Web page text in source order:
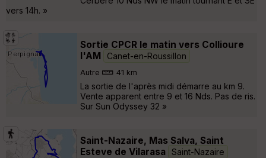
vers 14h. »
Sortie CPCR le matin vers Collioure
l'AM
Canet-en-Roussillon
Autre 41 km
La sortie de l'après midi démarre au km 9.
Vente apparent entre 9 et 16 Nds. Pas de ris.
Sur Sun Odyssey 32 »
Saint-Nazaire, Mas Salva, Saint
Esteve de Vilarasa
Saint-Nazaire